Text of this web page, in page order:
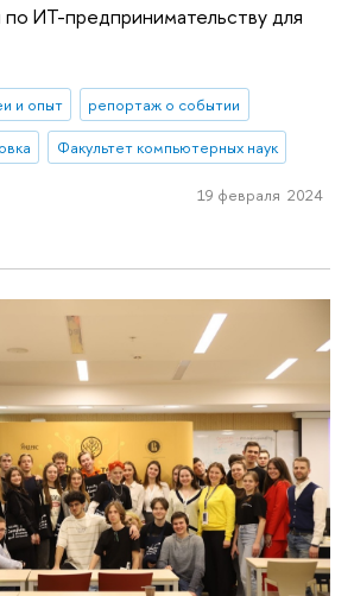
ИТ-предпринимательству для
и опыт
репортаж о событии
Факультет компьютерных наук
19 февраля 2024